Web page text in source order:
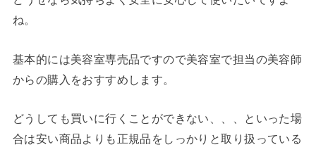
ね。
基本的には美容室専売品ですので美容室で担当の美容師
からの購入をおすすめします。
どうしても買いに行くことができない、、、といった場
合は安い商品よりも正規品をしっかりと取り扱っている